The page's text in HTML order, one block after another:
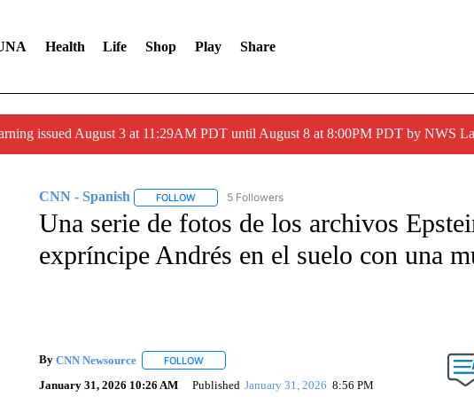
Health Life Shop Play Share
issued August 3 at 11:29AM PDT until August 8 at 8:00PM PDT by NWS
CNN - Spanish FOLLOWFOLLOW "CNN - SPANISH" TO RECEIVE NOTIFICATIONS
5 Followers
Una serie de fotos de los archivos
expríncipe Andrés en el suelo con una
By CNN Newsource FOLLOWFOLLOW "" TO RECEIVE NOTIFICATIONS ABOUT NEW
January 31, 2026 10:26 AM Published January 31, 2026 8:56 PM